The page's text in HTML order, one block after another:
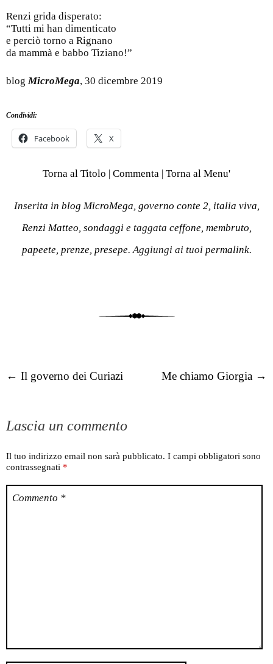
Renzi grida disperato:
“Tutti mi han dimenticato
e perciò torno a Rignano
da mammà e babbo Tiziano!”
blogMicroMega, 30 dicembre 2019
Condividi:
Facebook X
Torna al Titolo | Commenta | Torna al Menu'
Inserita in blog MicroMega, governo conte 2, italia viva,
Renzi Matteo, sondaggi e taggata ceffone, membruto,
papeete, prenze, presepe. Aggiungi ai tuoi permalink.
Post navigation
← Il governo dei Curiazi Me chiamo Giorgia →
Lascia un commento
Il tuo indirizzo email non sarà pubblicato. I campi obbligatori sono
contrassegnati *
Commento *